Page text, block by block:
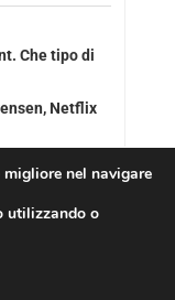
Che tipo di
Netflix
nel navigare
utilizzando o